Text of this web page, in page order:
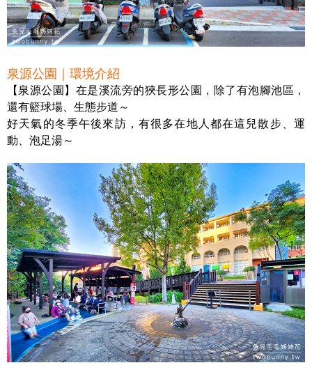
泉源公園｜環境介紹
【泉源公園】在是溪流旁的狹長形公園，除了有泡腳池區，
還有籃球場、生態步道～
好天氣的冬季午後來訪，有很多在地人都在這兒散步、運
動、泡足湯～